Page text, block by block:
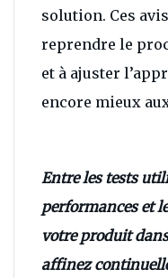
solution. Ces
reprendre le
et à ajuster
encore mieux
Entre les tests
performances et
votre produit
affinez